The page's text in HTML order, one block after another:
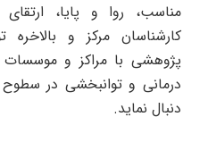
مناسب، روا و پایا،
کارشناسان مرکز و
پژوهشی با مراکز و موسسات
درمانی و توانبخشی در
دنبال نماید.